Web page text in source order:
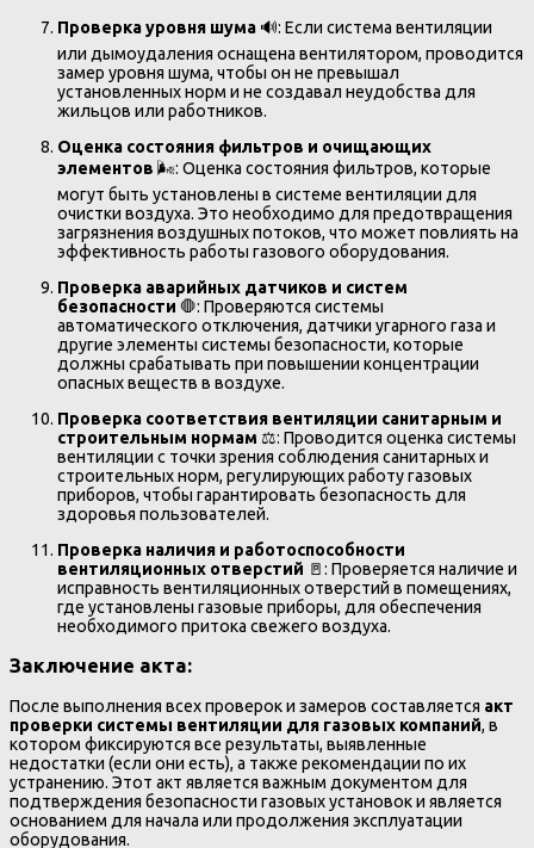
Проверка уровня шума 🔊: Если система вентиляции
или дымоудаления оснащена вентилятором, проводится
замер уровня шума, чтобы он не превышал
установленных норм и не создавал неудобства для
жильцов или работников.
Оценка состояния фильтров и очищающих
элементов 🌬️: Оценка состояния фильтров, которые
могут быть установлены в системе вентиляции для
очистки воздуха. Это необходимо для предотвращения
загрязнения воздушных потоков, что может повлиять на
эффективность работы газового оборудования.
Проверка аварийных датчиков и систем
безопасности 🛑: Проверяются системы
автоматического отключения, датчики угарного газа и
другие элементы системы безопасности, которые
должны срабатывать при повышении концентрации
опасных веществ в воздухе.
Проверка соответствия вентиляции санитарным и
строительным нормам ⚖️: Проводится оценка системы
вентиляции с точки зрения соблюдения санитарных и
строительных норм, регулирующих работу газовых
приборов, чтобы гарантировать безопасность для
здоровья пользователей.
Проверка наличия и работоспособности
вентиляционных отверстий 🚪: Проверяется наличие и
исправность вентиляционных отверстий в помещениях,
где установлены газовые приборы, для обеспечения
необходимого притока свежего воздуха.
Заключение акта:
После выполнения всех проверок и замеров составляется акт
проверки системы вентиляции для газовых компаний, в
котором фиксируются все результаты, выявленные
недостатки (если они есть), а также рекомендации по их
устранению. Этот акт является важным документом для
подтверждения безопасности газовых установок и является
основанием для начала или продолжения эксплуатации
оборудования.